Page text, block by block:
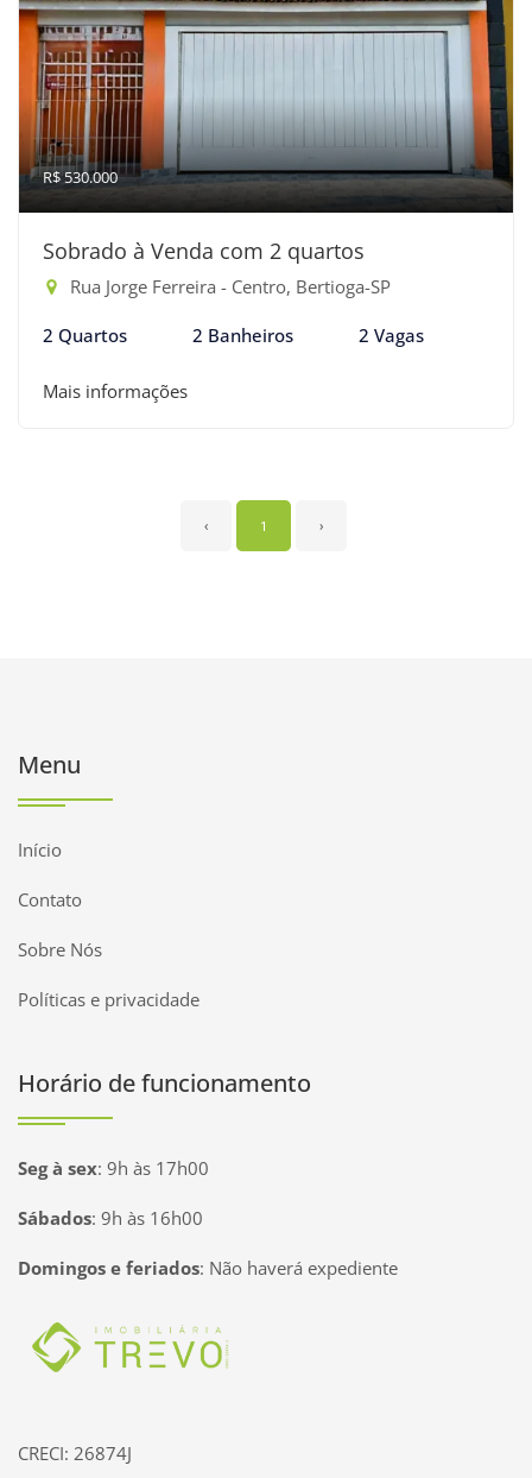
R$ 530.000
Sobrado à Venda com 2 quartos
Rua Jorge Ferreira - Centro, Bertioga-SP
2 Quartos 2 Banheiros 2 Vagas
Mais informações
‹ 1 ›
Menu
Início
Contato
Sobre Nós
Políticas e privacidade
Horário de funcionamento
Seg à sex: 9h às 17h00
Sábados: 9h às 16h00
Domingos e feriados: Não haverá expediente
Página inicial
CRECI: 26874J